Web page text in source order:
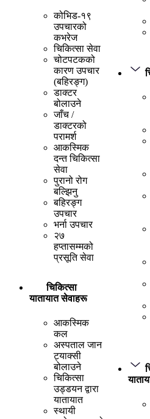
कोभिड-१९
उपचारको
कभरेज
चिकित्सा सेवा
चोटपटकको
कारण उपचार
(बहिरङ्ग)
डाक्टर
बोलाउने
जाँच /
डाक्टरको
परामर्श
आकस्मिक
दन्त चिकित्सा
सेवा
पुरानो रोग
बल्झिनु
बहिरङ्ग
उपचार
भर्ना उपचार
२७
हप्तासम्मको
प्रसूति सेवा
चिकित्सा
यातायात सेवाहरू
आकस्मिक
कल
अस्पताल जान
ट्याक्सी
बोलाउने
चिकित्सा
उड्डयन द्वारा
यातायात
स्थायी